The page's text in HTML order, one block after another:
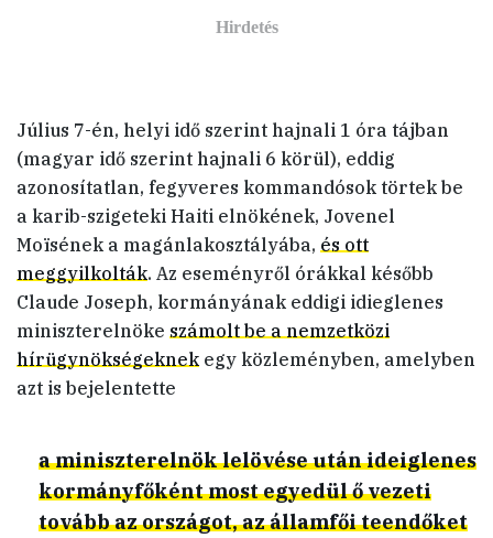
Július 7-én, helyi idő szerint hajnali 1 óra tájban
(magyar idő szerint hajnali 6 körül), eddig
azonosítatlan, fegyveres kommandósok törtek be
a karib-szigeteki Haiti elnökének, Jovenel
Moïsének a magánlakosztályába, és ott
meggyilkolták. Az eseményről órákkal később
Claude Joseph, kormányának eddigi idieglenes
miniszterelnöke számolt be a nemzetközi
hírügynökségeknek egy közleményben, amelyben
azt is bejelentette
a miniszterelnök lelövése után ideiglenes
kormányfőként most egyedül ő vezeti
tovább az országot, az államfői teendőket